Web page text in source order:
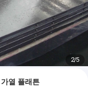
2/5
열 플래튼